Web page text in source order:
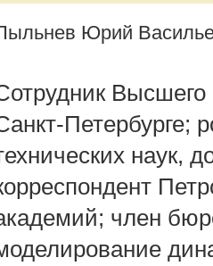
Юрий
Высшего
Петербурге;
наук,
член